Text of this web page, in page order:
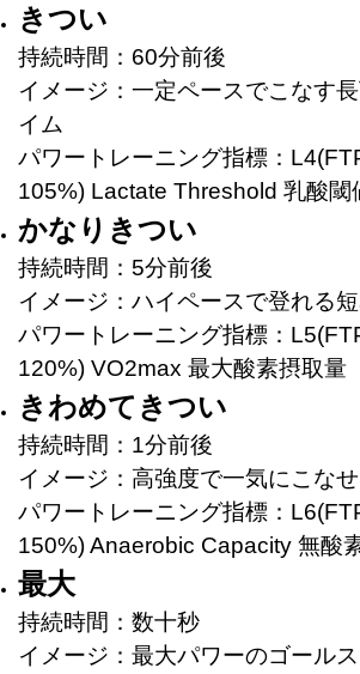
きつい
持続時間：60分前後
イメージ：一定ペースでこなす
イム
パワートレーニング指標：
105%) Lactate Threshold 乳酸閾
かなりきつい
持続時間：5分前後
イメージ：ハイペースで登れる
パワートレーニング指標：
120%) VO2max 最大酸素摂取量
きわめてきつい
持続時間：1分前後
イメージ：高強度で一気にこな
パワートレーニング指標：
150%) Anaerobic Capacity 無酸
最大
持続時間：数十秒
イメージ：最大パワーのゴール